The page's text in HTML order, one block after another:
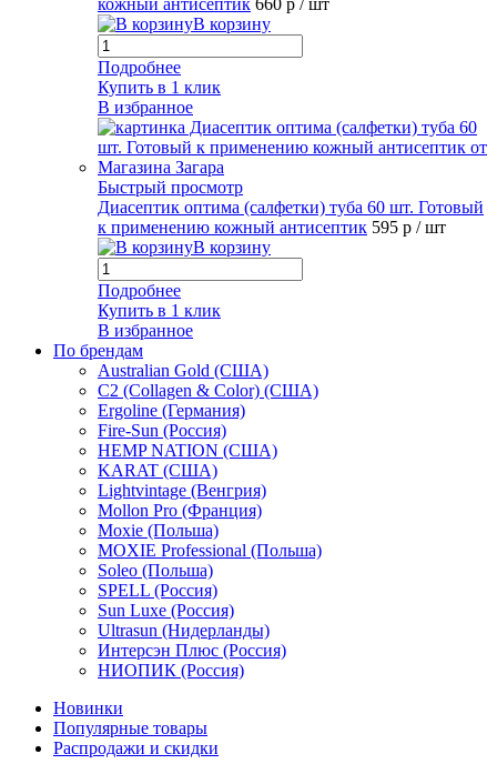
кожный антисептик 660 р / шт
В корзину
Подробнее
Купить в 1 клик
В избранное
Быстрый просмотр
Диасептик оптима (салфетки) туба 60 шт. Готовый
к применению кожный антисептик 595 р / шт
В корзину
Подробнее
Купить в 1 клик
В избранное
По брендам
Australian Gold (США)
C2 (Collagen & Color) (США)
Ergoline (Германия)
Fire-Sun (Россия)
HEMP NATION (США)
KARAT (США)
Lightvintage (Венгрия)
Mollon Pro (Франция)
Moxie (Польша)
MOXIE Professional (Польша)
Soleo (Польша)
SPELL (Россия)
Sun Luxe (Россия)
Ultrasun (Нидерланды)
Интерсэн Плюс (Россия)
НИОПИК (Россия)
Новинки
Популярные товары
Распродажи и скидки